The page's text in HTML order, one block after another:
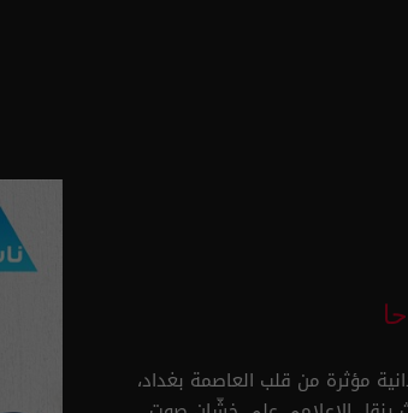
مؤثرة من قلب العاصمة بغداد،